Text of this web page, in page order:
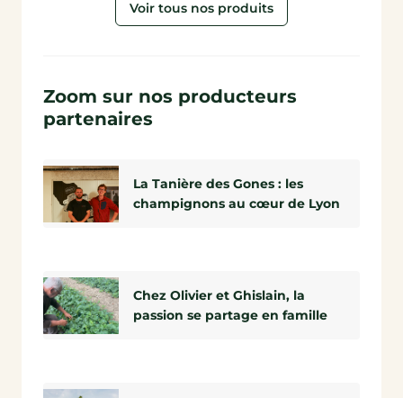
Voir tous nos produits
Zoom sur nos producteurs
partenaires
La Tanière des Gones : les
champignons au cœur de Lyon
Chez Olivier et Ghislain, la
passion se partage en famille